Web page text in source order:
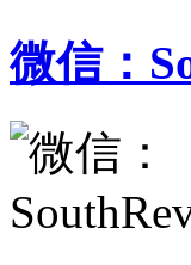
微信：